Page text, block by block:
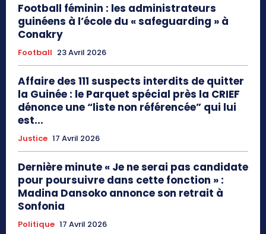
Football féminin : les administrateurs
guinéens à l’école du « safeguarding » à
Conakry
Football 23 Avril 2026
Affaire des 111 suspects interdits de quitter
la Guinée : le Parquet spécial près la CRIEF
dénonce une “liste non référencée” qui lui
est...
Justice 17 Avril 2026
Dernière minute « Je ne serai pas candidate
pour poursuivre dans cette fonction » :
Madina Dansoko annonce son retrait à
Sonfonia
Politique 17 Avril 2026